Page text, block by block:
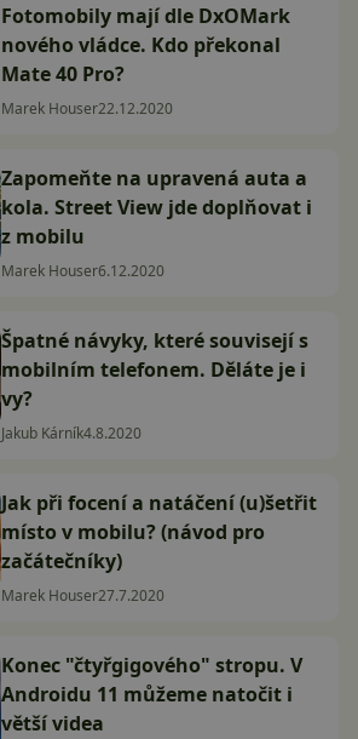
Fotomobily mají dle DxOMark
nového vládce. Kdo překonal
Mate 40 Pro?
Marek Houser22.12.2020
Zapomeňte na upravená auta a
kola. Street View jde doplňovat i
z mobilu
Marek Houser6.12.2020
Špatné návyky, které souvisejí s
mobilním telefonem. Děláte je i
vy?
Jakub Kárník4.8.2020
Jak při focení a natáčení (u)šetřit
místo v mobilu? (návod pro
začátečníky)
Marek Houser27.7.2020
Konec "čtyřgigového" stropu. V
Androidu 11 můžeme natočit i
větší videa